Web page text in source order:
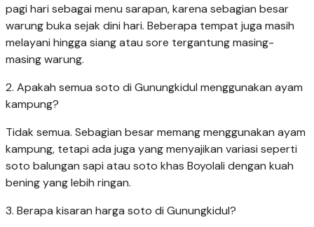
pagi hari sebagai menu sarapan, karena sebagian besar
warung buka sejak dini hari. Beberapa tempat juga masih
melayani hingga siang atau sore tergantung masing-
masing warung.
2. Apakah semua soto di Gunungkidul menggunakan ayam
kampung?
Tidak semua. Sebagian besar memang menggunakan ayam
kampung, tetapi ada juga yang menyajikan variasi seperti
soto balungan sapi atau soto khas Boyolali dengan kuah
bening yang lebih ringan.
3. Berapa kisaran harga soto di Gunungkidul?